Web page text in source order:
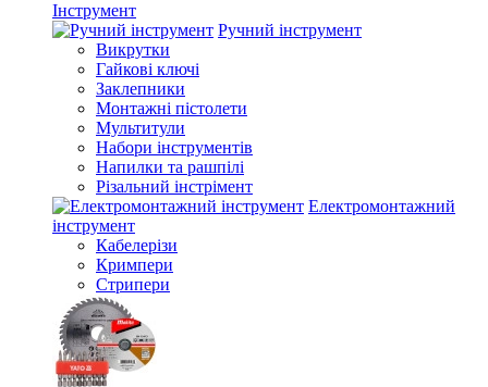
Інструмент
Ручний інструмент
Викрутки
Гайкові ключі
Заклепники
Монтажні пістолети
Мультитули
Набори інструментів
Напилки та рашпілі
Різальний інстрімент
Електромонтажний
інструмент
Кабелерізи
Кримпери
Стрипери